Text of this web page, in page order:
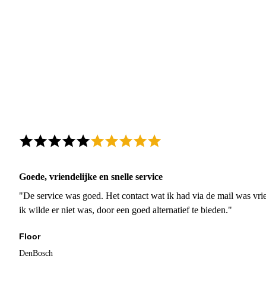
Goede, vriendelijke en snelle service
"De service was goed. Het contact wat ik had via de mail was
ik wilde er niet was, door een goed alternatief te bieden."
Floor
DenBosch